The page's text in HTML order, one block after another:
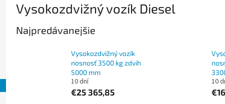
Vysokozdvižný vozík Diesel
Najpredávanejšie
Vysokozdvižný vozík
nosnosť 3500 kg zdvih
5000 mm
10 dní
€25 365,85
10